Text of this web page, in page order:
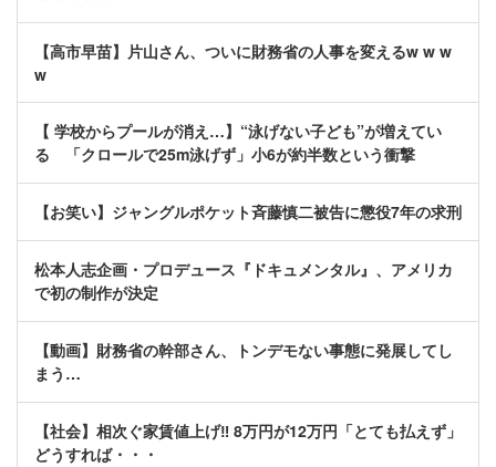
【高市早苗】片山さん、ついに財務省の人事を変えるw w w
w
【 学校からプールが消え…】“泳げない子ども”が増えてい
る 「クロールで25m泳げず」小6が約半数という衝撃
【お笑い】ジャングルポケット斉藤慎二被告に懲役7年の求刑
松本人志企画・プロデュース『ドキュメンタル』、アメリカ
で初の制作が決定
【動画】財務省の幹部さん、トンデモない事態に発展してし
まう…
【社会】相次ぐ家賃値上げ‼ 8万円が12万円「とても払えず」
どうすれば・・・